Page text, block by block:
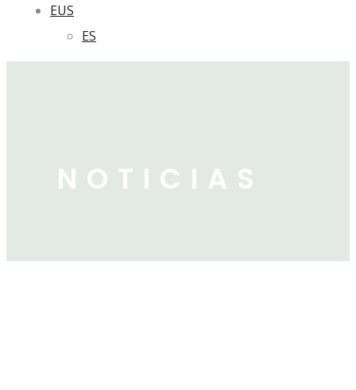
EUS
ES
NOTICIAS